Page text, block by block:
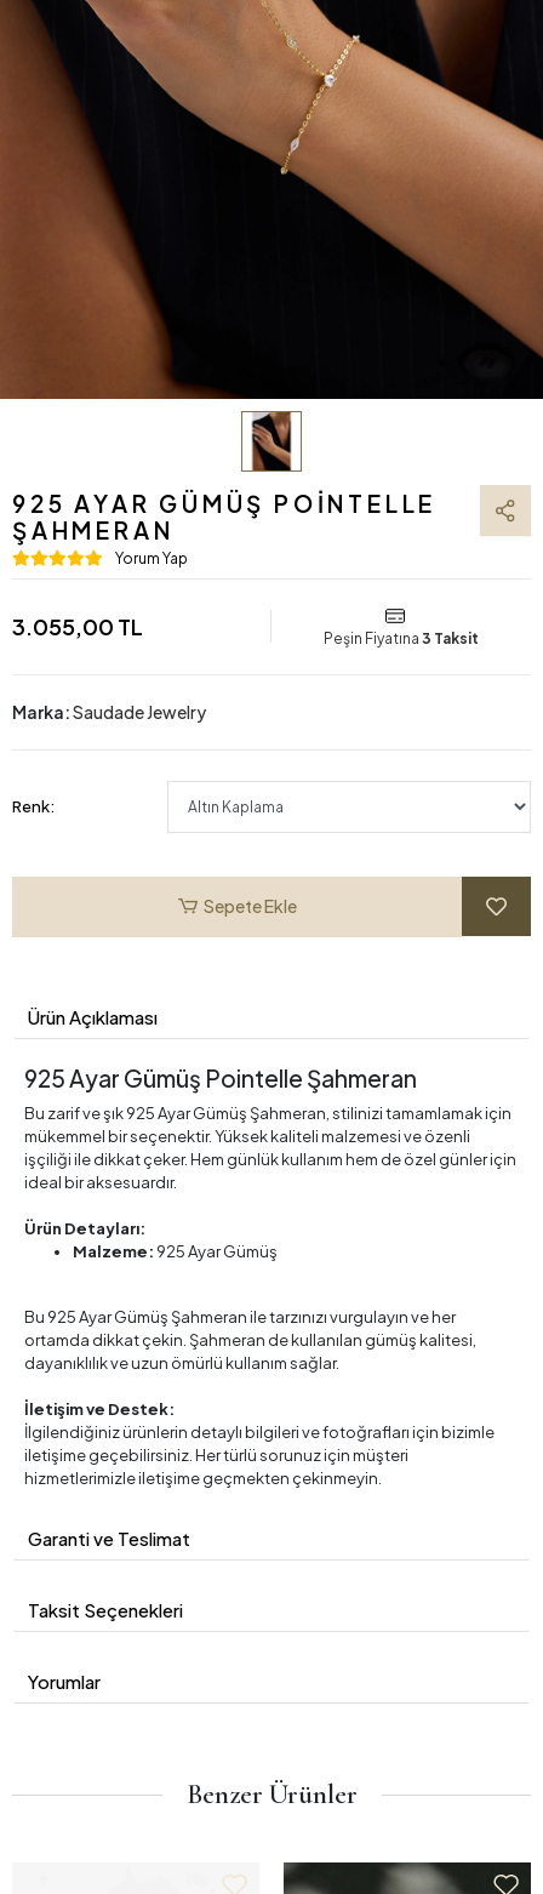
925 AYAR GÜMÜŞ POINTELLE
ŞAHMERAN
Yorum Yap
3.055,00 TL Peşin Fiyatına 3 Taksit
Marka:Saudade Jewelry
Renk:
Sepete Ekle
Ürün Açıklaması
925 Ayar Gümüş Pointelle Şahmeran
Bu zarif ve şık 925 Ayar Gümüş Şahmeran, stilinizi tamamlamak için
mükemmel bir seçenektir. Yüksek kaliteli malzemesi ve özenli
işçiliği ile dikkat çeker. Hem günlük kullanım hem de özel günler için
ideal bir aksesuardır.
Ürün Detayları:
Malzeme: 925 Ayar Gümüş
Bu 925 Ayar Gümüş Şahmeran ile tarzınızı vurgulayın ve her
ortamda dikkat çekin. Şahmeran de kullanılan gümüş kalitesi,
dayanıklılık ve uzun ömürlü kullanım sağlar.
İletişim ve Destek:
İlgilendiğiniz ürünlerin detaylı bilgileri ve fotoğrafları için bizimle
iletişime geçebilirsiniz. Her türlü sorunuz için müşteri
hizmetlerimizle iletişime geçmekten çekinmeyin.
Garanti ve Teslimat
Taksit Seçenekleri
Yorumlar
Benzer Ürünler